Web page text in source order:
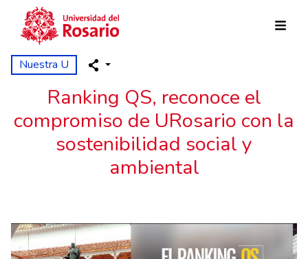
Skip to main content
Nuestra U
Ranking QS, reconoce el
compromiso de URosario con la
sostenibilidad social y
ambiental